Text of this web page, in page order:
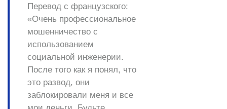
Перевод с французского:
«Очень профессиональное
мошенничество с
использованием
социальной инженерии.
После того как я понял, что
это развод, они
заблокировали меня и все